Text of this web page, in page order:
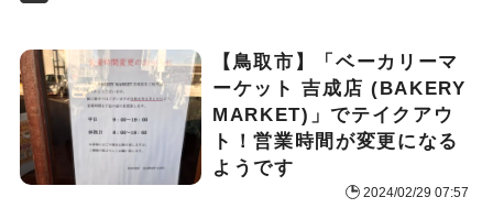
【鳥取市】「ベーカリーマ
ーケット 吉成店 (BAKERY
MARKET)」でテイクアウ
ト！営業時間が変更になる
ようです
2024/02/29 07:57